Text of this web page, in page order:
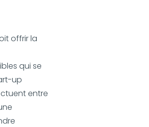
offrir la
qui se
up
entre